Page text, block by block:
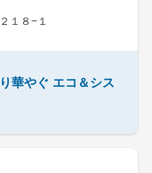
１８−１
華やぐ エコ＆シス